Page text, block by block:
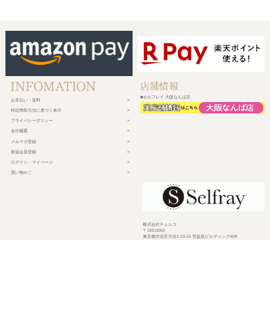
お支払い・送料
特定商取引法に基づく表示
プライバシーポリシー
会社概要
メルマガ登録
新規会員登録
ログイン・マイページ
買い物かご
■セルフレイ 大阪なんば店
株式会社チェルコ
〒150-0002
東京都渋谷区渋谷2-19-15 宮益坂ビルディング609